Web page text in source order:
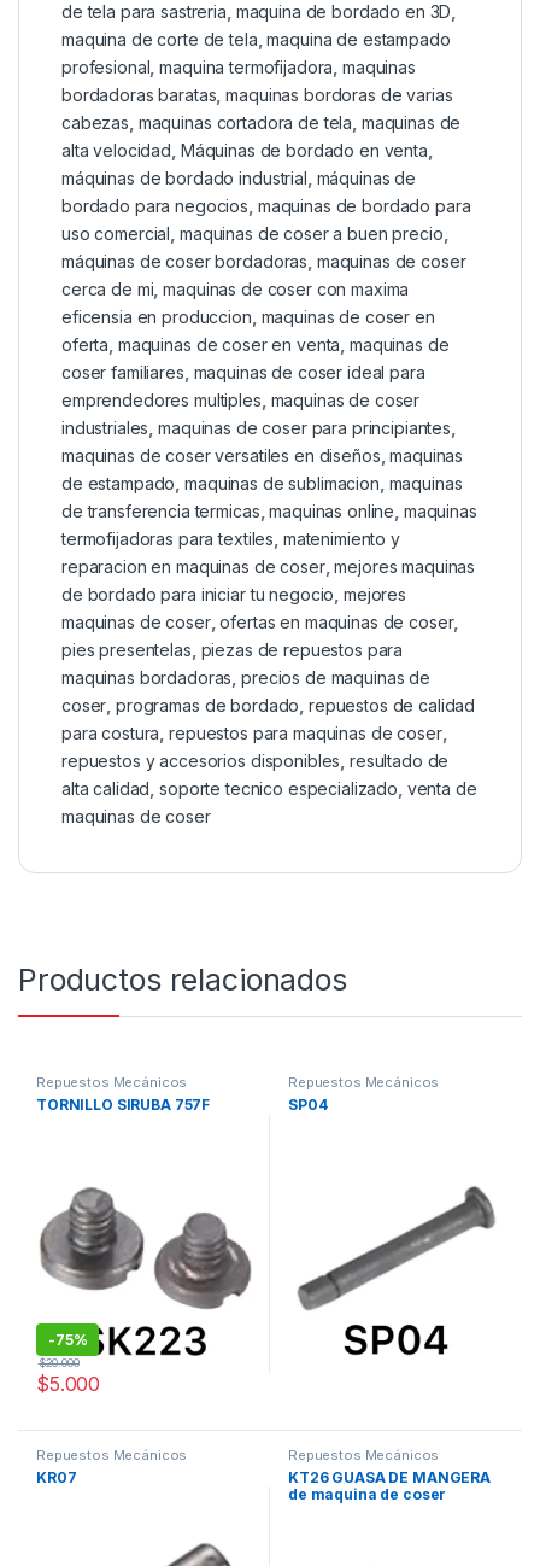
de tela para sastreria maquina de bordado en 3D
maquina de corte de tela ,maquina de estampado
profesional ,maquina termofijadora maquinas
bordadoras baratas ,maquinas bordoras de varias
cabezas maquinas cortadora de tela maquinas de
alta velocidad Máquinas de bordado en venta
máquinas de bordado industrial máquinas de
bordado para negocios maquinas de bordado para
uso comercial maquinas de coser a buen precio
máquinas de coser bordadoras maquinas de coser
cerca de mi ,maquinas de coser con maxima
eficensia en produccion maquinas de coser en
oferta maquinas de coser en venta ,maquinas de
coser familiares maquinas de coser ideal para
emprendedores multiples maquinas de coser
industriales ,maquinas de coser para principiantes
maquinas de coser versatiles en diseños ,maquinas
de estampado ,maquinas de sublimacion maquinas
de transferencia termicas ,maquinas online maquinas
termofijadoras para textiles matenimiento y
reparacion en maquinas de coser,mejores maquinas
de bordado para iniciar tu negocio mejores
maquinas de coser,ofertas en maquinas de coser,
pies presentelas piezas de repuestos para
maquinas bordadoras ,precios de maquinas de
coser ,programas de bordado repuestos de calidad
para costura ,repuestos para maquinas de coser,
repuestos y accesorios disponibles resultado de
alta calidad ,soporte tecnico especializado venta de
maquinas de coser
Productos relacionados
Repuestos Mecánicos
TORNILLO SIRUBA 757F
-75%
$5.000
$20.000
Repuestos Mecánicos
SP04
Repuestos Mecánicos
KR07
Repuestos Mecánicos
KT26 GUASA DE MANGERA
de maquina de coser